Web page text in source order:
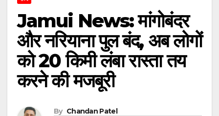
Jamui News: मांगोबंदर
और नरियाना पुल बंद, अब लोगों
को 20 किमी लंबा रास्ता तय
करने की मजबूरी
By Chandan Patel